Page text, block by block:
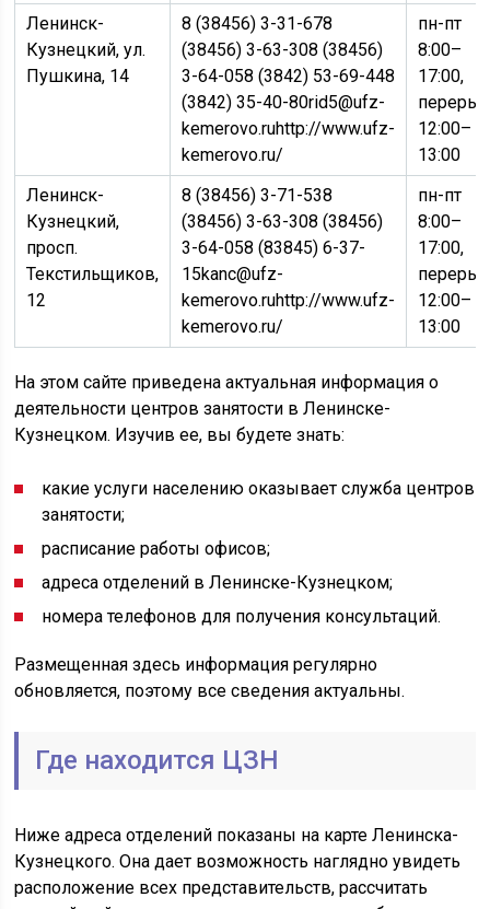
Ленинск-
Кузнецкий, ул.
Пушкина, 14
8 (38456) 3-31-678
(38456) 3-63-308 (38456)
3-64-058 (3842) 53-69-448
(3842) 35-40-80rid5@ufz-
kemerovo.ruhttp://www.ufz-
kemerovo.ru/
пн-пт
8:00–
17:00,
12:00–
13:00
Ленинск-
Кузнецкий,
просп.
Текстильщиков,
12
8 (38456) 3-71-538
(38456) 3-63-308 (38456)
3-64-058 (83845) 6-37-
15kanc@ufz-
kemerovo.ruhttp://www.ufz-
kemerovo.ru/
пн-пт
8:00–
17:00,
12:00–
13:00
На этом сайте приведена актуальная информация о
деятельности центров занятости в Ленинске-
Кузнецком. Изучив ее, вы будете знать:
какие услуги населению оказывает служба центров
занятости;
расписание работы офисов;
адреса отделений в Ленинске-Кузнецком;
номера телефонов для получения консультаций.
Размещенная здесь информация регулярно
обновляется, поэтому все сведения актуальны.
Где находится ЦЗН
Ниже адреса отделений показаны на карте Ленинска-
Кузнецкого. Она дает возможность наглядно увидеть
расположение всех представительств, рассчитать